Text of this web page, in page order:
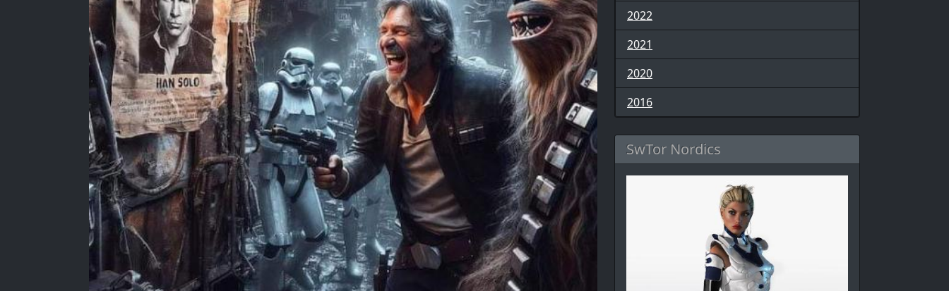
2022
2021
2020
2016
SwTor Nordics